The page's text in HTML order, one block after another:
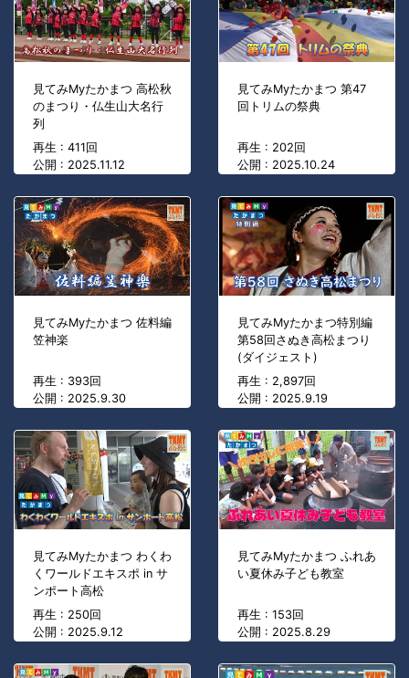
見てみMyたかまつ 高松秋
のまつり・仏生山大名行
列
再生 : 411回
公開 : 2025.11.12
見てみMyたかまつ 第47
回トリムの祭典
再生 : 202回
公開 : 2025.10.24
見てみMyたかまつ 佐料編
笠神楽
再生 : 393回
公開 : 2025.9.30
見てみMyたかまつ特別編
第58回さぬき高松まつり
(ダイジェスト)
再生 : 2,897回
公開 : 2025.9.19
見てみMyたかまつ わくわ
くワールドエキスポ in サ
ンポート高松
再生 : 250回
公開 : 2025.9.12
見てみMyたかまつ ふれあ
い夏休み子ども教室
再生 : 153回
公開 : 2025.8.29